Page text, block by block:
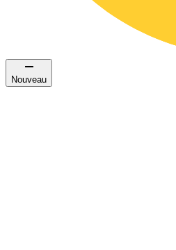
Nouveau